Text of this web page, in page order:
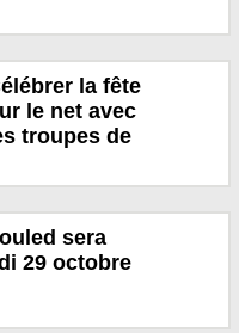
la fête
le net avec
troupes de
sera
29 octobre